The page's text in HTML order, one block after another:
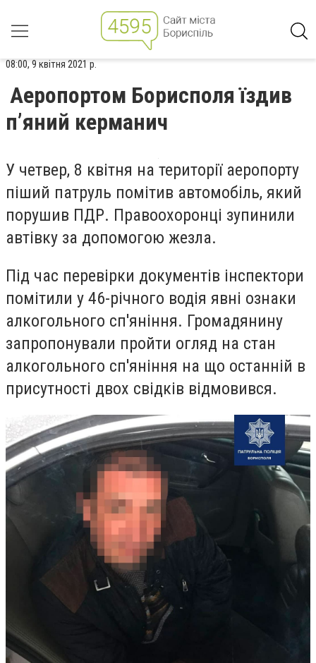
08:00, 9 квітня 2021 р.
Аеропортом Борисполя їздив
п’яний керманич
У четвер, 8 квітня на території аеропорту
піший патруль помітив автомобіль, який
порушив ПДР. Правоохоронці зупинили
автівку за допомогою жезла.
Під час перевірки документів інспектори
помітили у 46-річного водія явні ознаки
алкогольного сп'яніння. Громадянину
запропонували пройти огляд на стан
алкогольного сп'яніння на що останній в
присутності двох свідків відмовився.